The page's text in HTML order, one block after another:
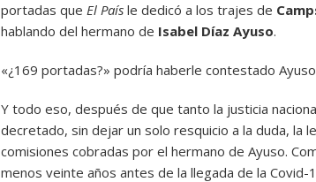
portadas que El País le dedicó a los trajes de
hablando del hermano de Isabel Díaz Ayuso.
«¿169 portadas?» podría haberle contestado
Y todo eso, después de que tanto la justicia
decretado, sin dejar un solo resquicio a la duda, la
comisiones cobradas por el hermano de Ayuso.
menos veinte años antes de la llegada de la Covid-